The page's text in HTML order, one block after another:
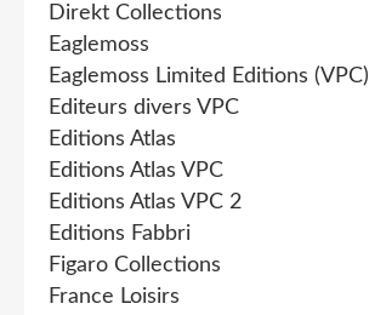
Direkt Collections
Eaglemoss
Eaglemoss Limited Editions (VPC)
Editeurs divers VPC
Editions Atlas
Editions Atlas VPC
Editions Atlas VPC 2
Editions Fabbri
Figaro Collections
France Loisirs